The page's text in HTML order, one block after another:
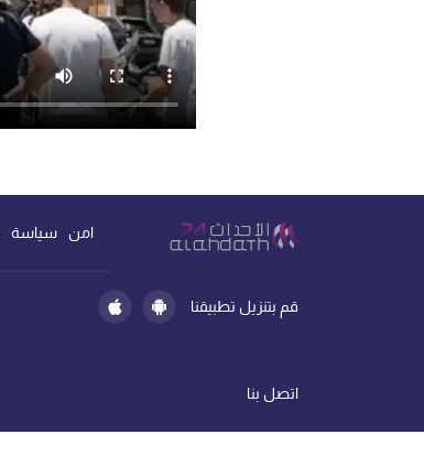
امن سياسة
قم بتنزيل تطبيقنا
اتصل بنا